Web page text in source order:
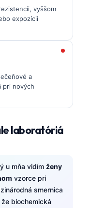
vyššom
expozícii
a
pri nových
laboratóriá
u mňa vidím ženy
vzorce pri
smernica
biochemická